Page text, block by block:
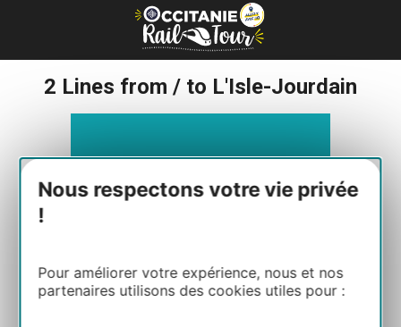
Cookies management panel
Nous respectons votre vie privée
!
Pour améliorer votre expérience, nous et nos
partenaires utilisons des cookies utiles pour :
2 Lines from / to L'Isle-Jourdain
954 liO bus service